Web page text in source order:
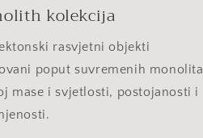
kolekcija
rasvjetni objekti
poput suvremenih monolita
mase i svjetlosti, postojanosti i